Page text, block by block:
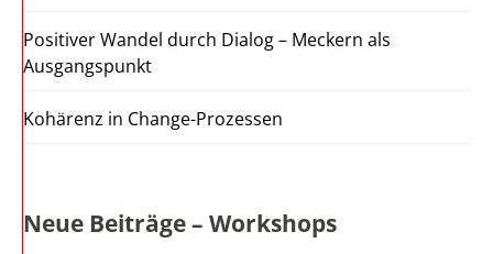
Positiver Wandel durch Dialog – Meckern als
Ausgangspunkt
Kohärenz in Change-Prozessen
Neue Beiträge – Workshops